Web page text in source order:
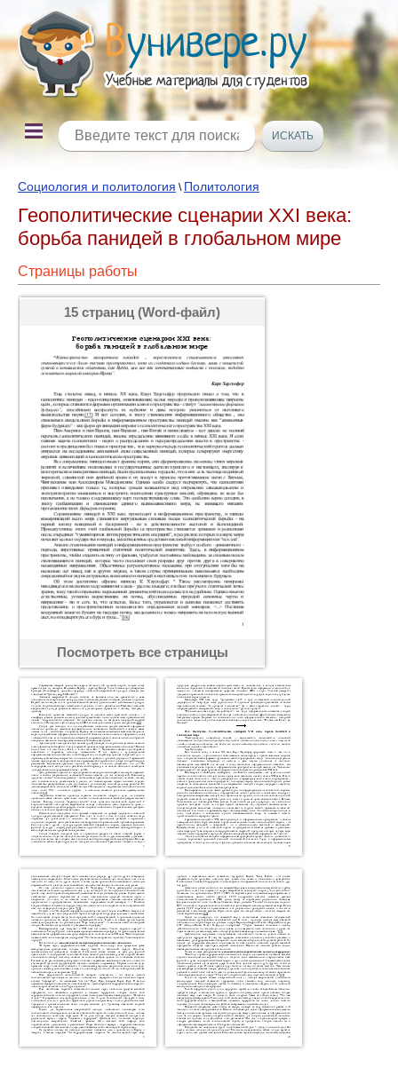
Социология и политология \ Политология
Геополитические сценарии XXI века:
борьба панидей в глобальном мире
Страницы работы
15 страниц (Word-файл)
Посмотреть все страницы